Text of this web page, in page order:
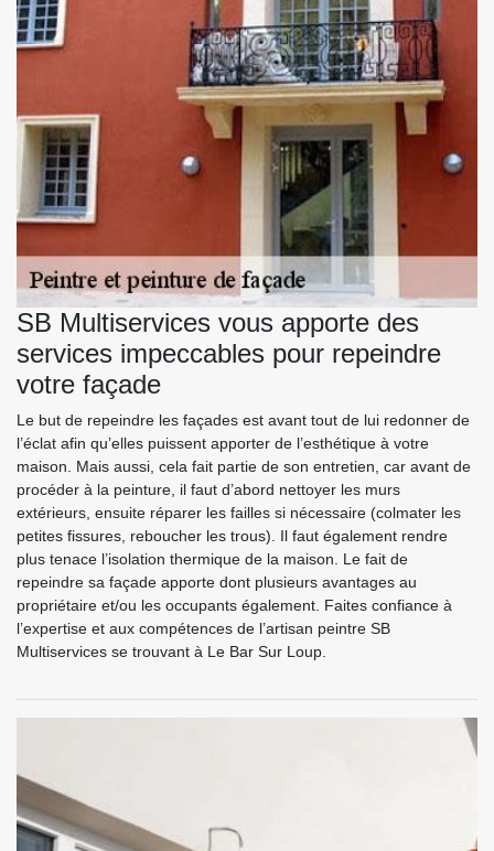
SB Multiservices vous apporte des
services impeccables pour repeindre
votre façade
Le but de repeindre les façades est avant tout de lui redonner de
l’éclat afin qu’elles puissent apporter de l’esthétique à votre
maison. Mais aussi, cela fait partie de son entretien, car avant de
procéder à la peinture, il faut d’abord nettoyer les murs
extérieurs, ensuite réparer les failles si nécessaire (colmater les
petites fissures, reboucher les trous). Il faut également rendre
plus tenace l’isolation thermique de la maison. Le fait de
repeindre sa façade apporte dont plusieurs avantages au
propriétaire et/ou les occupants également. Faites confiance à
l’expertise et aux compétences de l’artisan peintre SB
Multiservices se trouvant à Le Bar Sur Loup.